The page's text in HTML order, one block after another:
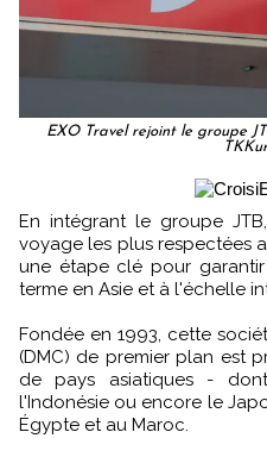
EXO Travel rejoint le groupe
En intégrant le groupe JTB, l'une des organisations de
voyage les plus respectées
une étape clé pour
terme en Asie et à l'échelle
Fondée en 1993, cette
(DMC) de premier plan est
de pays asiatiques -
l'Indonésie ou encore le
Égypte et au Maroc.